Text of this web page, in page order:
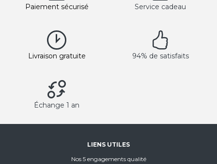
Paiement sécurisé Service cadeau
Livraison gratuite 94% de satisfaits
Échange 1 an
LIENS UTILES
Nos 5 engagements qualité